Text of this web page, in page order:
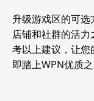
升级游戏区的可
店铺和社群的活
考以上建议，让
即踏上WPN优质之